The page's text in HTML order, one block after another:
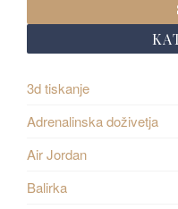
3d tiskanje
Adrenalinska doživetja
Air Jordan
Balirka